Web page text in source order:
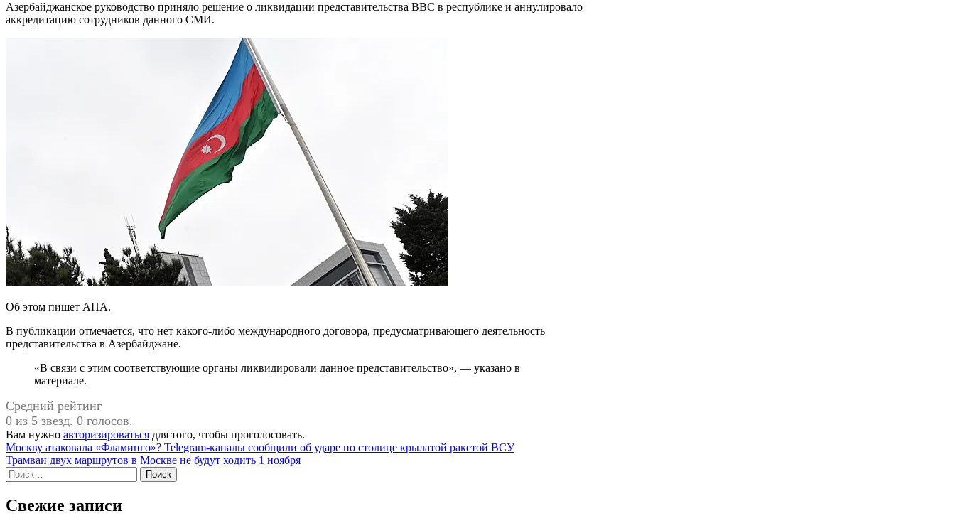
Азербайджанское руководство приняло решение о ликвидации представительства BBC в республике и аннулировало
аккредитацию сотрудников данного СМИ.
Об этом пишет АПА.
В публикации отмечается, что нет какого-либо международного договора, предусматривающего деятельность
представительства в Азербайджане.
«В связи с этим соответствующие органы ликвидировали данное представительство», — указано в
материале.
Средний рейтинг
0 из 5 звезд. 0 голосов.
Вам нужно авторизироваться для того, чтобы проголосовать.
Навигация
по
записям
Москву атаковала «Фламинго»? Telegram-каналы сообщили об ударе по столице крылатой ракетой ВСУ
Трамваи двух маршрутов в Москве не будут ходить 1 ноября
Найти:
Свежие записи